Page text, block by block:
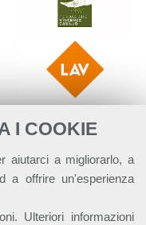
I COOKIE
aiutarci a migliorarlo, a
a offrire un'esperienza
Ulteriori informazioni